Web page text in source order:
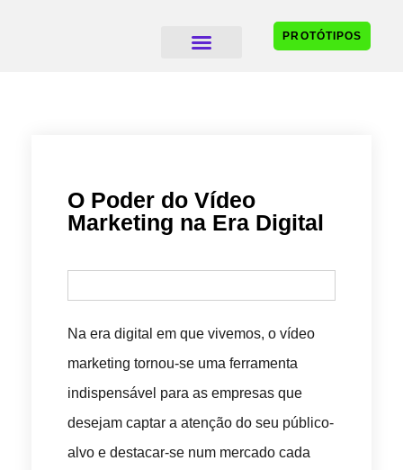
PROTÓTIPOS
O Poder do Vídeo
Marketing na Era Digital
Na era digital em que vivemos, o vídeo
marketing tornou-se uma ferramenta
indispensável para as empresas que
desejam captar a atenção do seu público-
alvo e destacar-se num mercado cada